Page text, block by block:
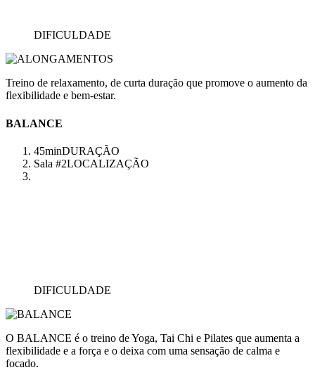
DIFICULDADE
Treino de relaxamento, de curta duração que promove o aumento da
flexibilidade e bem-estar.
BALANCE
45minDURAÇÃO
Sala #2LOCALIZAÇÃO
DIFICULDADE
O BALANCE é o treino de Yoga, Tai Chi e Pilates que aumenta a
flexibilidade e a força e o deixa com uma sensação de calma e
focado.